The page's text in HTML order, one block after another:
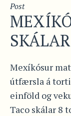
Post
SKÁLAR
Mexíkósur
útfærsla á
einföld og
Taco skálar 8